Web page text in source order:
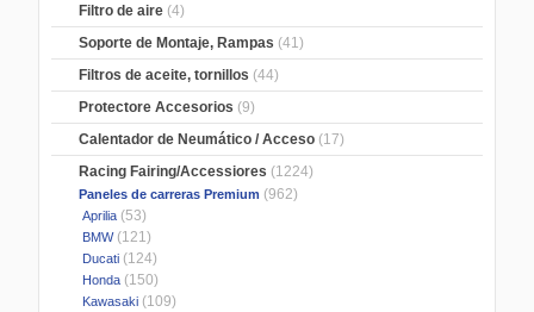
Filtro de aire (4)
Soporte de Montaje, Rampas (41)
Filtros de aceite, tornillos (44)
Protectore Accesorios (9)
Calentador de Neumático / Acceso (17)
Racing Fairing/Accessiores (1224)
Paneles de carreras Premium (962)
Aprilia (53)
BMW(121)
Ducati (124)
Honda (150)
Kawasaki (109)